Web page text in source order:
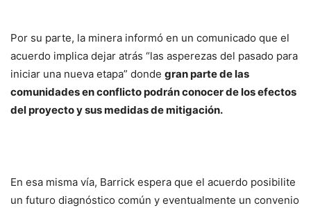
Por su parte, la minera informó en un comunicado que el
acuerdo implica dejar atrás “las asperezas del pasado para
iniciar una nueva etapa” donde gran parte de las
comunidades en conflicto podrán conocer de los efectos
del proyecto y sus medidas de mitigación.
En esa misma vía, Barrick espera que el acuerdo posibilite
un futuro diagnóstico común y eventualmente un convenio